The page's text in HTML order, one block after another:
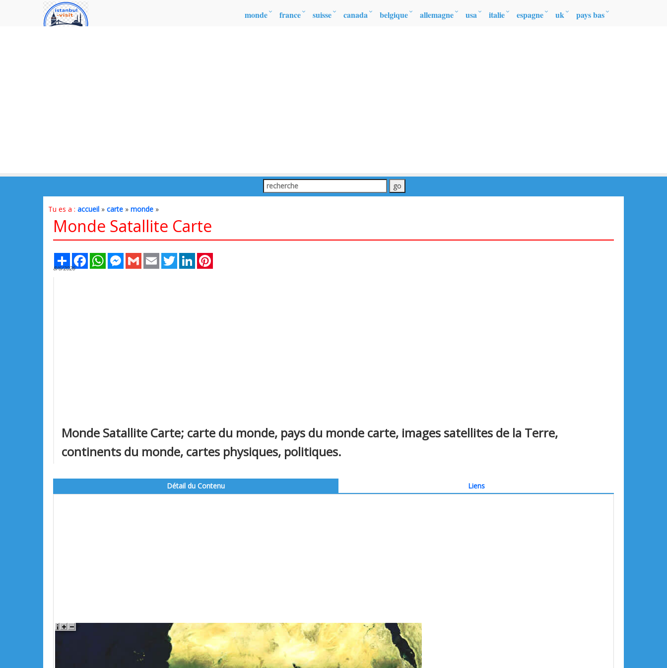
monde france suisse canada belgique allemagne usa italie espagne uk pays bas
Tu es a : accueil » carte » monde »
Monde Satallite Carte
Share FacebookWhatsAppMessenger
Gmail Email TwitterLinkedIn
8/6/2026
Monde Satallite Carte; carte du monde, pays du monde carte, images satellites de la Terre,
continents du monde, cartes physiques, politiques.
Détail du Contenu Liens